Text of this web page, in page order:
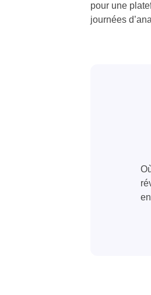
pour une
journées